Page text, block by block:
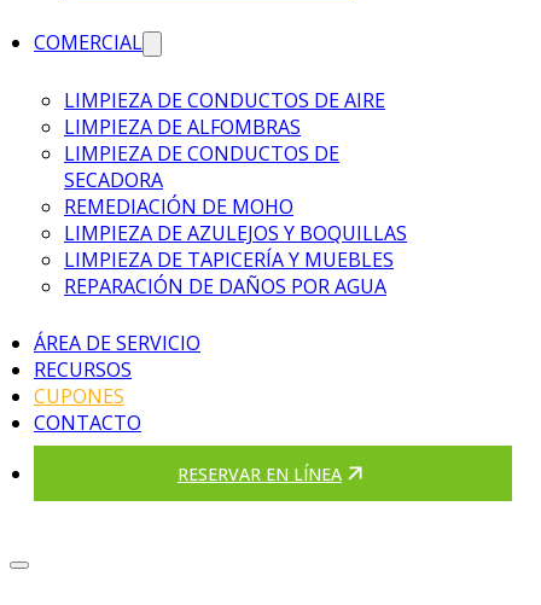
COMERCIAL
LIMPIEZA DE CONDUCTOS DE AIRE
LIMPIEZA DE ALFOMBRAS
LIMPIEZA DE CONDUCTOS DE
SECADORA
REMEDIACIÓN DE MOHO
LIMPIEZA DE AZULEJOS Y BOQUILLAS
LIMPIEZA DE TAPICERÍA Y MUEBLES
REPARACIÓN DE DAÑOS POR AGUA
ÁREA DE SERVICIO
RECURSOS
CUPONES
CONTACTO
RESERVAR EN LÍNEA